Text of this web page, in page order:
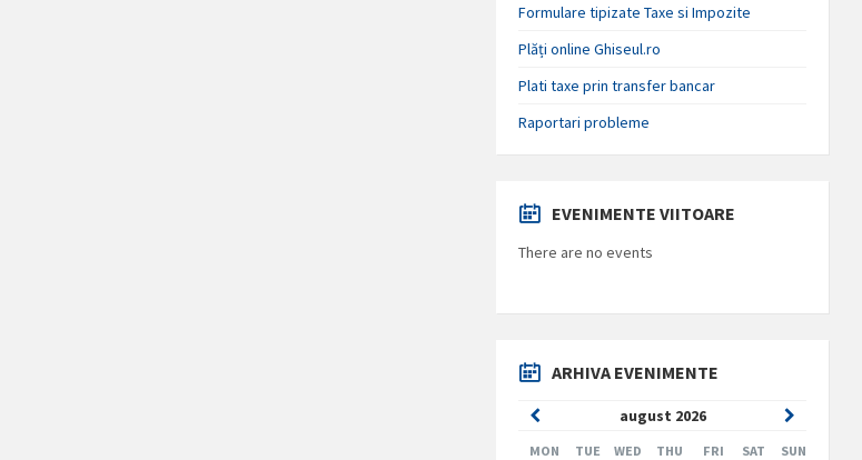
Formulare tipizate Taxe si Impozite
Plăți online Ghiseul.ro
Plati taxe prin transfer bancar
Raportari probleme
EVENIMENTE VIITOARE
There are no events
ARHIVA EVENIMENTE
august 2026
Previous
Month
Next
Month
MON TUE WED THU FRI SAT SUN